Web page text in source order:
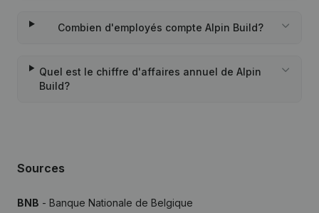
Combien d'employés compte Alpin Build?
Quel est le chiffre d'affaires annuel de Alpin
Build?
Sources
BNB - Banque Nationale de Belgique